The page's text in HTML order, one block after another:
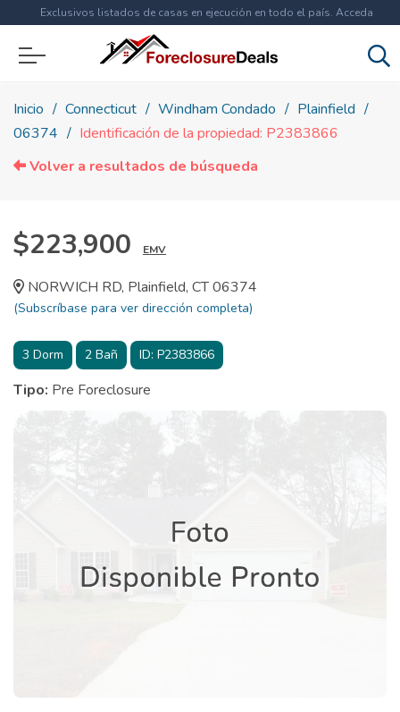
Exclusivos listados de casas en ejecución en todo el país. Acceda
ahora a
Inicio Connecticut Windham Condado
Plainfield
06374
Identificación de la propiedad: P2383866
Volver a resultados de búsqueda
$223,900 EMV
NORWICH RD, Plainfield, CT 06374
(Subscríbase para ver dirección completa)
3 Dorm 2 Bañ ID: P2383866
Tipo: Pre Foreclosure